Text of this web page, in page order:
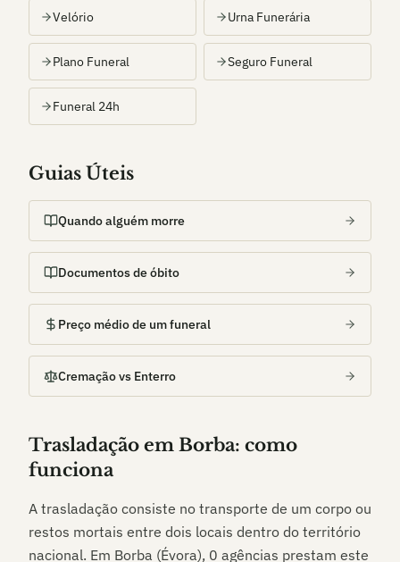
Velório Urna Funerária
Plano Funeral Seguro Funeral
Funeral 24h
Guias Úteis
Quando alguém morre
Documentos de óbito
Preço médio de um funeral
Cremação vs Enterro
Trasladação em Borba: como
funciona
A trasladação consiste no transporte de um corpo ou
restos mortais entre dois locais dentro do território
nacional. Em Borba (Évora), 0 agências prestam este